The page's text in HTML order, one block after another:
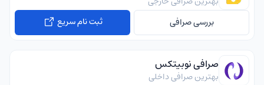
بررسی صرافی
ثبت نام سریع
صرافی نوبیتکس
بهترین صرافی داخلی